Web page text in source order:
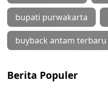
bupati purwakarta
buyback antam terbaru
Berita Populer